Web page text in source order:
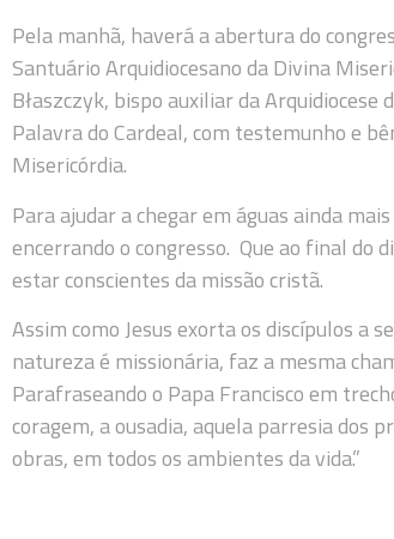
Pela manhã, haverá a abertura do
Santuário Arquidiocesano da Divina
Błaszczyk, bispo auxiliar da
Palavra do Cardeal, com testemunho e
Misericórdia.
Para ajudar a chegar em águas ainda
encerrando o congresso. Que ao final do
estar conscientes da missão cristã.
Assim como Jesus exorta os discípulos a
natureza é missionária, faz a mesma
Parafraseando o Papa Francisco em
coragem, a ousadia, aquela parresia dos
obras, em todos os ambientes da vida.”